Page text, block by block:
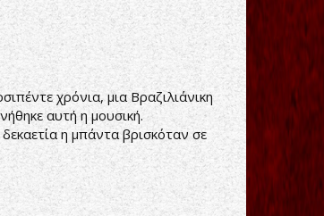
χρόνια, μια Βραζιλιάνικη
αυτή η μουσική.
η μπάντα βρισκόταν σε